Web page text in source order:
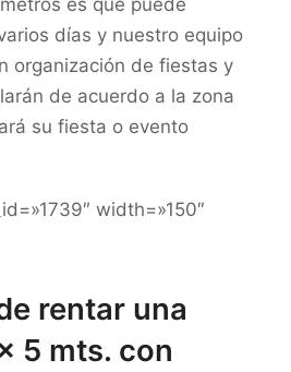
es que puede
días y nuestro equipo
organización de fiestas y
de acuerdo a la zona
su fiesta o evento
width=»150″
rentar una
5 mts. con